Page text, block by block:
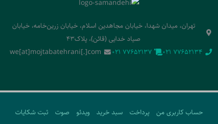
تهران، میدان شهدا، خیابان مجاهدین اسلام، خیابان زرین‌خامه، خیابان
صیاد خدایی (قائن)، پلاک43
‭021 77652134‬
‭021 77652137‬
we[at]mojtabatehrani[.]com
حساب کاربری من پرداخت سبد خرید ویدئو صوت
ثبت شکایات